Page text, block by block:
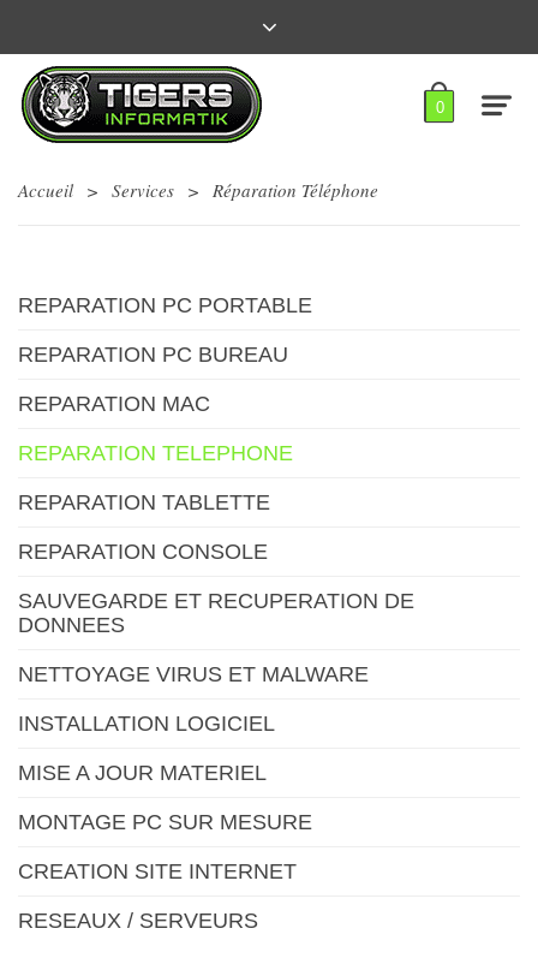
0
Accueil > Services > Réparation Téléphone
REPARATION PC PORTABLE
REPARATION PC BUREAU
REPARATION MAC
REPARATION TELEPHONE
REPARATION TABLETTE
REPARATION CONSOLE
SAUVEGARDE ET RECUPERATION DE
DONNEES
NETTOYAGE VIRUS ET MALWARE
INSTALLATION LOGICIEL
MISE A JOUR MATERIEL
MONTAGE PC SUR MESURE
CREATION SITE INTERNET
RESEAUX / SERVEURS